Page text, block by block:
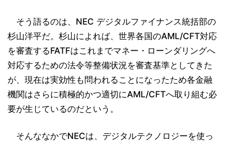
そう語るのは、NEC デジタルファイナンス統括部の
杉山洋平だ。杉山によれば、世界各国のAML/CFT対応
を審査するFATFはこれまでマネー・ローンダリングへ
対応するための法令等整備状況を審査基準としてきた
が、現在は実効性も問われることになったため各金融
機関はさらに積極的かつ適切にAML/CFTへ取り組む必
要が生じているのだという。
そんななかでNECは、デジタルテクノロジーを使っ